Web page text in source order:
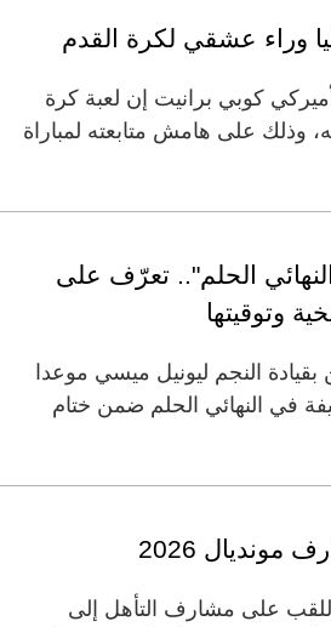
وراء عشقي لكرة القدم
كوبي برانيت إن لعبة كرة
وذلك على هامش متابعته لمباراة
الحلم".. تعرّف على
وتوقيتها
النجم ليونيل ميسي موعدا
في النهائي الحلم ضمن ختام
2026
اللقب على مشارف التأهل إلى